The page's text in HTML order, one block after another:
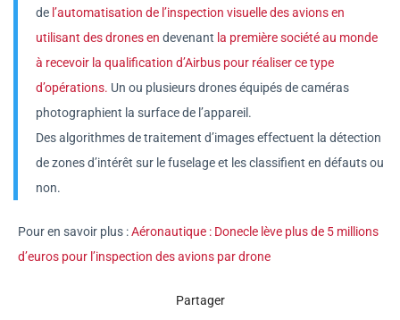
de l’automatisation de l’inspection visuelle des avions en
utilisant des drones en devenant la première société au monde
à recevoir la qualification d’Airbus pour réaliser ce type
d’opérations. Un ou plusieurs drones équipés de caméras
photographient la surface de l’appareil.
Des algorithmes de traitement d’images effectuent la détection
de zones d’intérêt sur le fuselage et les classifient en défauts ou
non.
Pour en savoir plus :Aéronautique : Donecle lève plus de 5 millions
d’euros pour l’inspection des avions par drone
Partager